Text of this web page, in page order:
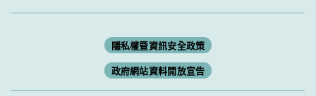
隱私權暨資訊安全政策
政府網站資料開放宣告